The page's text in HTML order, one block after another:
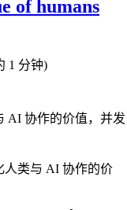
of humans
1 分钟)
AI 协作的价值，并发
人类与 AI 协作的价